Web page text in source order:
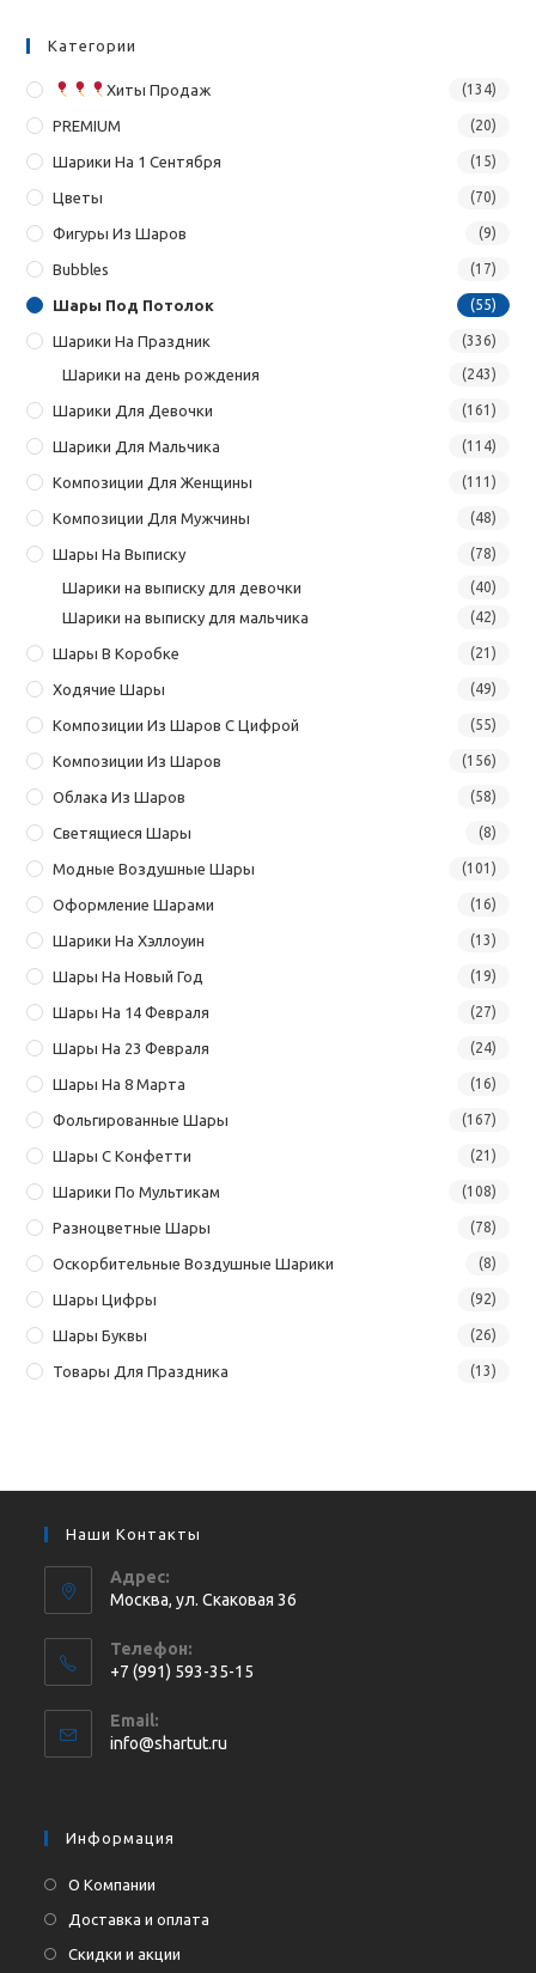
Категории
Хиты Продаж (134)
PREMIUM (20)
Шарики На 1 Сентября (15)
Цветы (70)
Фигуры Из Шаров (9)
Bubbles (17)
Шары Под Потолок (55)
Шарики На Праздник (336)
Шарики на день рождения (243)
Шарики Для Девочки (161)
Шарики Для Мальчика (114)
Композиции Для Женщины (111)
Композиции Для Мужчины (48)
Шары На Выписку (78)
Шарики на выписку для девочки (40)
Шарики на выписку для мальчика (42)
Шары В Коробке (21)
Ходячие Шары (49)
Композиции Из Шаров С Цифрой (55)
Композиции Из Шаров (156)
Облака Из Шаров (58)
Светящиеся Шары (8)
Модные Воздушные Шары (101)
Оформление Шарами (16)
Шарики На Хэллоуин (13)
Шары На Новый Год (19)
Шары На 14 Февраля (27)
Шары На 23 Февраля (24)
Шары На 8 Марта (16)
Фольгированные Шары (167)
Шары С Конфетти (21)
Шарики По Мультикам (108)
Разноцветные Шары (78)
Оскорбительные Воздушные Шарики (8)
Шары Цифры (92)
Шары Буквы (26)
Товары Для Праздника (13)
Наши Контакты
Адрес:
Москва, ул. Cкаковая 36
Телефон:
+7 (991) 593-35-15
в
вашем
Email:
info@shartut.ru
Информация
О Компании
Доставка и оплата
Скидки и акции